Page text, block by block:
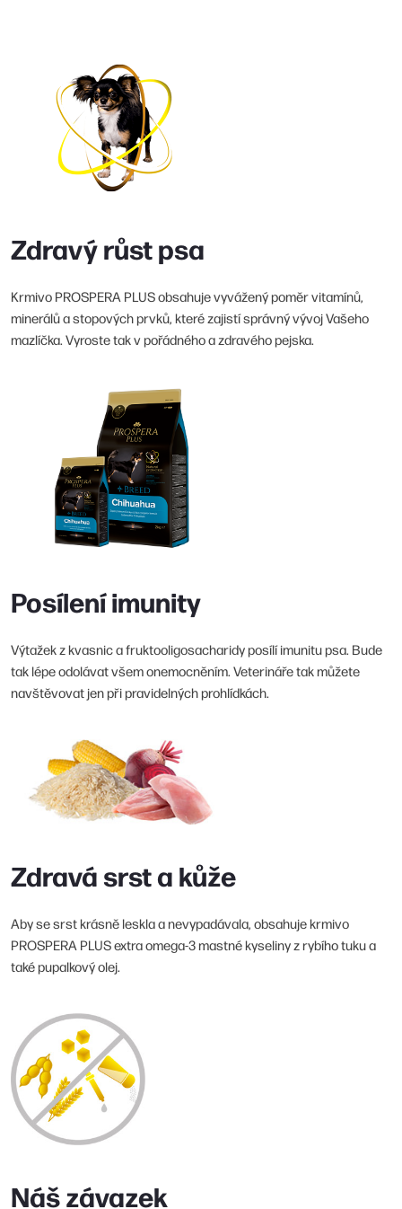
Zdravý růst psa
Krmivo PROSPERA PLUS obsahuje vyvážený poměr vitamínů,
minerálů a stopových prvků, které zajistí správný vývoj Vašeho
mazlíčka. Vyroste tak v pořádného a zdravého pejska.
Posílení imunity
Výtažek z kvasnic a fruktooligosacharidy posílí imunitu psa. Bude
tak lépe odolávat všem onemocněním. Veterináře tak můžete
navštěvovat jen při pravidelných prohlídkách.
Zdravá srst a kůže
Aby se srst krásně leskla a nevypadávala, obsahuje krmivo
PROSPERA PLUS extra omega-3 mastné kyseliny z rybího tuku a
také pupalkový olej.
Náš závazek